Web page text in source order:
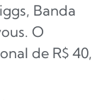
Banda
O
de R$ 40,